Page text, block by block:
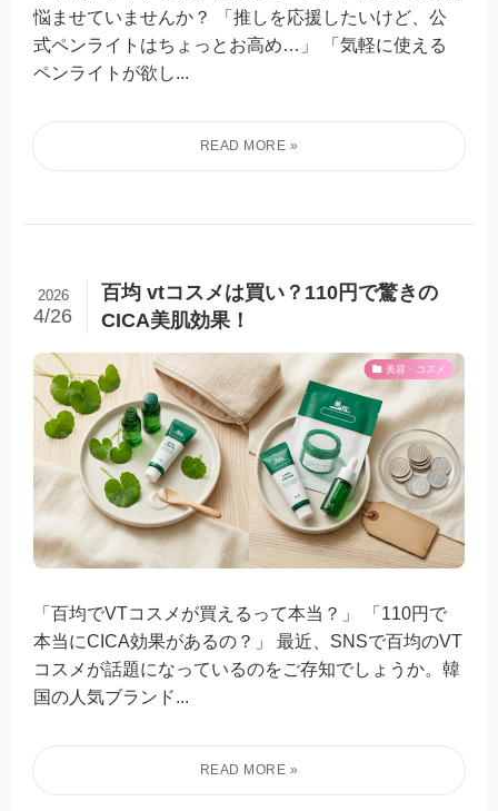
悩ませていませんか？ 「推しを応援したいけど、公
式ペンライトはちょっとお高め…」 「気軽に使える
ペンライトが欲し...
百均 vtコスメは買い？110円で驚きの
CICA美肌効果！
2026
4/26
美容・コスメ
「百均でVTコスメが買えるって本当？」 「110円で
本当にCICA効果があるの？」 最近、SNSで百均のVT
コスメが話題になっているのをご存知でしょうか。韓
国の人気ブランド...